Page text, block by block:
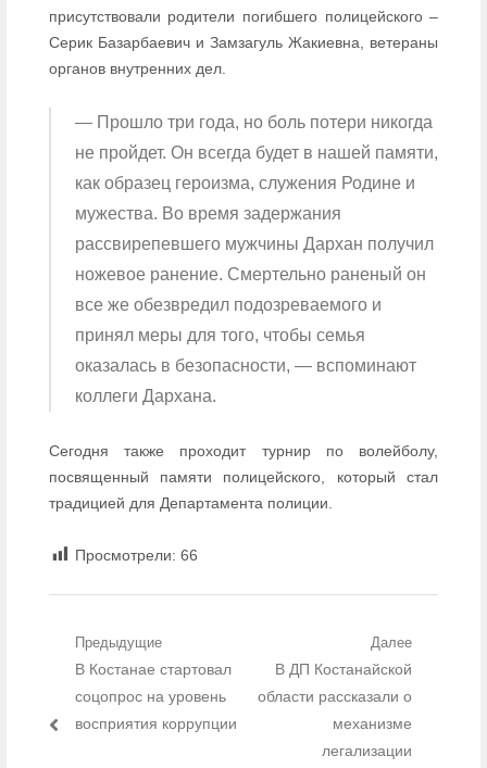
присутствовали родители погибшего полицейского –
Серик Базарбаевич и Замзагуль Жакиевна, ветераны
органов внутренних дел.
— Прошло три года, но боль потери никогда
не пройдет. Он всегда будет в нашей памяти,
как образец героизма, служения Родине и
мужества. Во время задержания
рассвирепевшего мужчины Дархан получил
ножевое ранение. Смертельно раненый он
все же обезвредил подозреваемого и
принял меры для того, чтобы семья
оказалась в безопасности, — вспоминают
коллеги Дархана.
Сегодня также проходит турнир по волейболу,
посвященный памяти полицейского, который стал
традицией для Департамента полиции.
Просмотрели: 66
Навигация по записям
Предыдущие
Предыдущий пост:
В Костанае стартовал
соцопрос на уровень
восприятия коррупции
Далее
Следующий пост:
В ДП Костанайской
области рассказали о
механизме
легализации